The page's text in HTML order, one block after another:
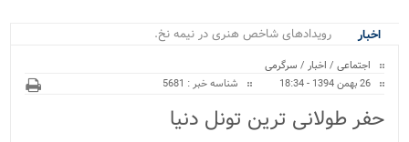
اخبار
رویدادهای شاخص هنری در نیمه نخست ۱۴_
اجتماعی / اخبار / سرگرمی
26 بهمن 1394 - 18:34
شناسه خبر : 5681
حفر طولانی ترین تونل دنیا